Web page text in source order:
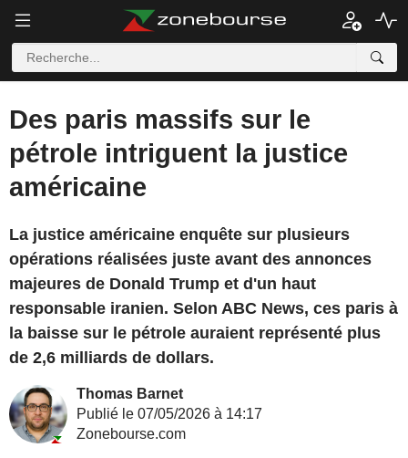
Des paris massifs sur le
pétrole intriguent la justice
américaine
La justice américaine enquête sur plusieurs
opérations réalisées juste avant des annonces
majeures de Donald Trump et d'un haut
responsable iranien. Selon ABC News, ces paris à
la baisse sur le pétrole auraient représenté plus
de 2,6 milliards de dollars.
Thomas Barnet
Publié le 07/05/2026 à 14:17
Zonebourse.com